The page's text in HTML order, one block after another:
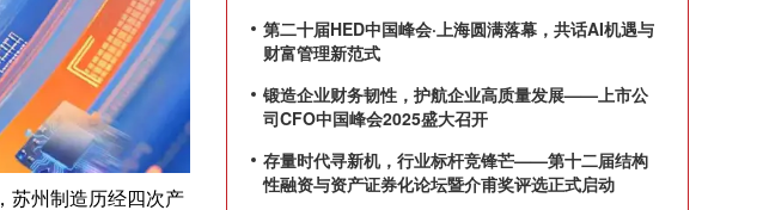
，苏州制造历经四次产
第二十届HED中国峰会·上海圆满落幕，共话AI机遇与
财富管理新范式
锻造企业财务韧性，护航企业高质量发展——上市公
司CFO中国峰会2025盛大召开
存量时代寻新机，行业标杆竞锋芒——第十二届结构
性融资与资产证券化论坛暨介甫奖评选正式启动